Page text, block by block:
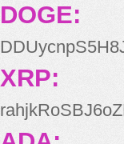
DOGE:
XRP: